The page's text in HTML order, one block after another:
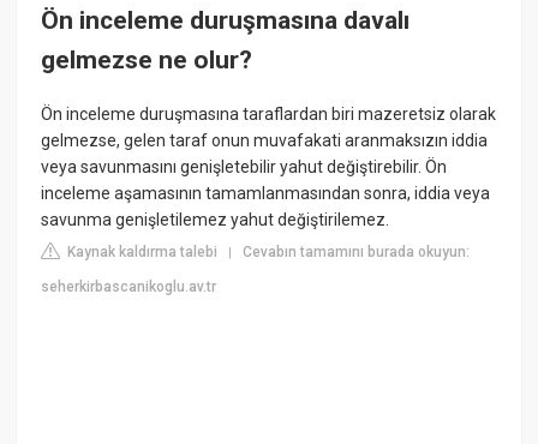
Ön inceleme duruşmasına davalı
gelmezse ne olur?
Ön inceleme duruşmasına taraflardan biri mazeretsiz olarak
gelmezse, gelen taraf onun muvafakati aranmaksızın iddia
veya savunmasını genişletebilir yahut değiştirebilir. Ön
inceleme aşamasının tamamlanmasından sonra, iddia veya
savunma genişletilemez yahut değiştirilemez.
Kaynak kaldırma talebi |Cevabın tamamını burada okuyun:
seherkirbascanikoglu.av.tr